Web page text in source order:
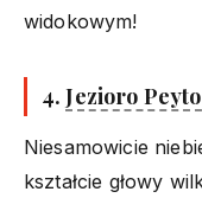
widokowym!
4.Jezioro Peyto
Niesamowicie
kształcie głowy